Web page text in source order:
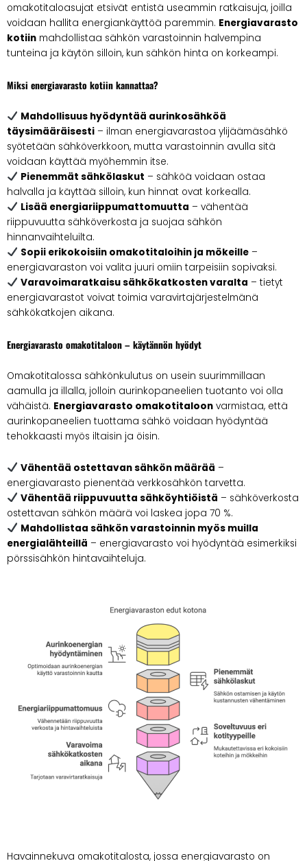
omakotitaloasujat etsivät entistä useammin ratkaisuja, joilla
voidaan hallita energiankäyttöä paremmin. Energiavarasto
kotiin mahdollistaa sähkön varastoinnin halvempina
tunteina ja käytön silloin, kun sähkön hinta on korkeampi.
Miksi energiavarasto kotiin kannattaa?
Mahdollisuus hyödyntää aurinkosähköä
täysimääräisesti – ilman energiavarastoa ylijäämäsähkö
syötetään sähköverkkoon, mutta varastoinnin avulla sitä
voidaan käyttää myöhemmin itse.
Pienemmät sähkölaskut – sähköä voidaan ostaa
halvalla ja käyttää silloin, kun hinnat ovat korkealla.
Lisää energiariippumattomuutta – vähentää
riippuvuutta sähköverkosta ja suojaa sähkön
hinnanvaihteluilta.
Sopii erikokoisiin omakotitaloihin ja mökeille–
energiavaraston voi valita juuri omiin tarpeisiin sopivaksi.
Varavoimaratkaisu sähkökatkosten varalta – tietyt
energiavarastot voivat toimia varavirtajärjestelmänä
sähkökatkojen aikana.
Energiavarasto omakotitaloon – käytännön hyödyt
Omakotitalossa sähkönkulutus on usein suurimmillaan
aamulla ja illalla, jolloin aurinkopaneelien tuotanto voi olla
vähäistä. Energiavarasto omakotitaloon varmistaa, että
aurinkopaneelien tuottama sähkö voidaan hyödyntää
tehokkaasti myös iltaisin ja öisin.
Vähentää ostettavan sähkön määrää –
energiavarasto pienentää verkkosähkön tarvetta.
Vähentää riippuvuutta sähköyhtiöistä – sähköverkosta
ostettavan sähkön määrä voi laskea jopa 70 %.
Mahdollistaa sähkön varastoinnin myös muilla
energialähteillä – energiavarasto voi hyödyntää esimerkiksi
pörssisähkön hintavaihteluja.
Havainnekuva omakotitalosta, jossa energiavarasto on